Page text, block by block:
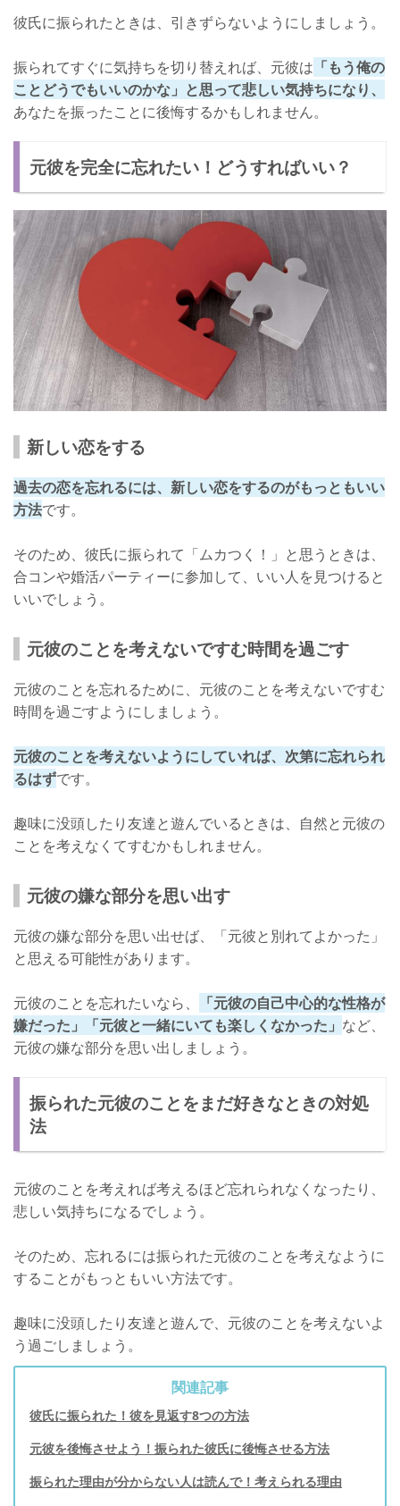
彼氏に振られたときは、引きずらないようにしましょう。
振られてすぐに気持ちを切り替えれば、元彼は 「もう俺の
ことどうでもいいのかな」と思って悲しい気持ちになり、
あなたを振ったことに後悔するかもしれません。
元彼を完全に忘れたい！どうすればいい？
新しい恋をする
過去の恋を忘れるには、新しい恋をするのがもっともいい
方法です。
そのため、彼氏に振られて「ムカつく！」と思うときは、
合コンや婚活パーティーに参加して、いい人を見つけると
いいでしょう。
元彼のことを考えないですむ時間を過ごす
元彼のことを忘れるために、元彼のことを考えないですむ
時間を過ごすようにしましょう。
元彼のことを考えないようにしていれば、次第に忘れられ
るはずです。
趣味に没頭したり友達と遊んでいるときは、自然と元彼の
ことを考えなくてすむかもしれません。
元彼の嫌な部分を思い出す
元彼の嫌な部分を思い出せば、「元彼と別れてよかった」
と思える可能性があります。
元彼のことを忘れたいなら、
「元彼の自己中心的な性格が
嫌だった」「元彼と一緒にいても楽しくなかった」 など、
元彼の嫌な部分を思い出しましょう。
振られた元彼のことをまだ好きなときの対処
法
元彼のことを考えれば考えるほど忘れられなくなったり、
悲しい気持ちになるでしょう。
そのため、忘れるには振られた元彼のことを考えなように
することがもっともいい方法です。
趣味に没頭したり友達と遊んで、元彼のことを考えないよ
う過ごしましょう。
関連記事
彼氏に振られた！彼を見返す8つの方法
元彼を後悔させよう！振られた彼氏に後悔させる方法
振られた理由が分からない人は読んで！考えられる理由